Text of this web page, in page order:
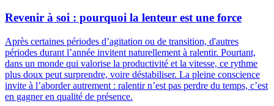
Revenir à soi : pourquoi la lenteur est une force
Après certaines périodes d’agitation ou de transition, d'autres
périodes durant l’année invitent naturellement à ralentir. Pourtant,
dans un monde qui valorise la productivité et la vitesse, ce rythme
plus doux peut surprendre, voire déstabiliser. La pleine conscience
invite à l’aborder autrement : ralentir n’est pas perdre du temps, c’est
en gagner en qualité de présence.